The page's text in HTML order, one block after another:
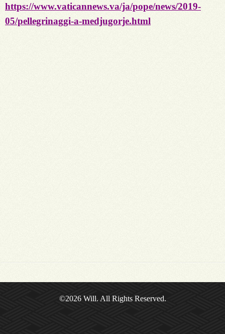
https://www.vaticannews.va/ja/pope/news/2019-
05/pellegrinaggi-a-medjugorje.html
©2026 Will. All Rights Reserved.